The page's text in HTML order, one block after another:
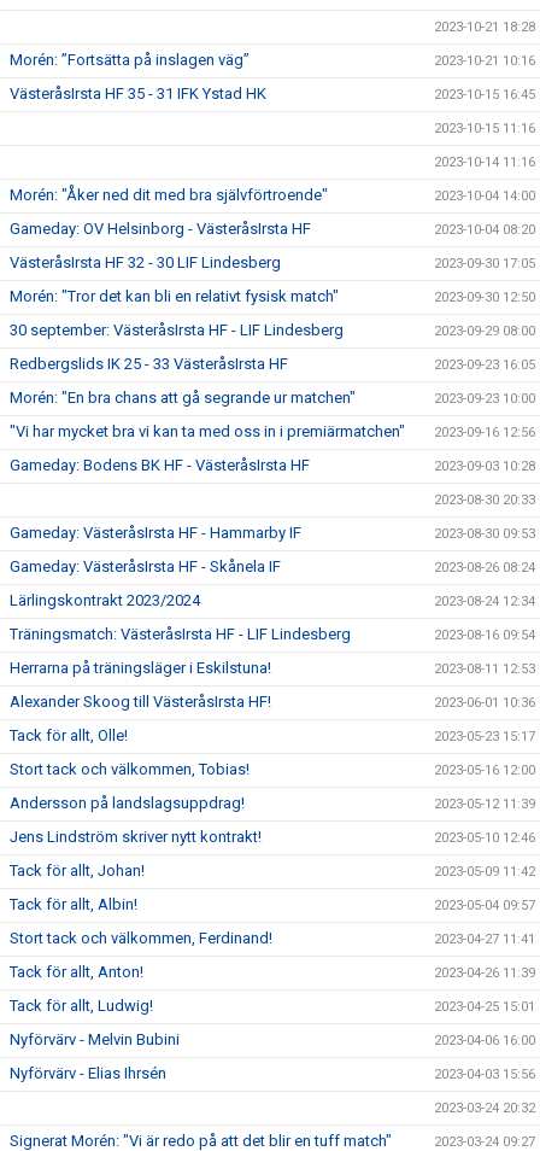
2023-10-21 18:28
Morén: ”Fortsätta på inslagen väg” 2023-10-21 10:16
VästeråsIrsta HF 35 - 31 IFK Ystad HK 2023-10-15 16:45
2023-10-15 11:16
2023-10-14 11:16
Morén: "Åker ned dit med bra självförtroende" 2023-10-04 14:00
Gameday: OV Helsinborg - VästeråsIrsta HF 2023-10-04 08:20
VästeråsIrsta HF 32 - 30 LIF Lindesberg 2023-09-30 17:05
Morén: "Tror det kan bli en relativt fysisk match" 2023-09-30 12:50
30 september: VästeråsIrsta HF - LIF Lindesberg 2023-09-29 08:00
Redbergslids IK 25 - 33 VästeråsIrsta HF 2023-09-23 16:05
Morén: "En bra chans att gå segrande ur matchen" 2023-09-23 10:00
"Vi har mycket bra vi kan ta med oss in i premiärmatchen" 2023-09-16 12:56
Gameday: Bodens BK HF - VästeråsIrsta HF 2023-09-03 10:28
2023-08-30 20:33
Gameday: VästeråsIrsta HF - Hammarby IF 2023-08-30 09:53
Gameday: VästeråsIrsta HF - Skånela IF 2023-08-26 08:24
Lärlingskontrakt 2023/2024 2023-08-24 12:34
Träningsmatch: VästeråsIrsta HF - LIF Lindesberg 2023-08-16 09:54
Herrarna på träningsläger i Eskilstuna! 2023-08-11 12:53
Alexander Skoog till VästeråsIrsta HF! 2023-06-01 10:36
Tack för allt, Olle! 2023-05-23 15:17
Stort tack och välkommen, Tobias! 2023-05-16 12:00
Andersson på landslagsuppdrag! 2023-05-12 11:39
Jens Lindström skriver nytt kontrakt! 2023-05-10 12:46
Tack för allt, Johan! 2023-05-09 11:42
Tack för allt, Albin! 2023-05-04 09:57
Stort tack och välkommen, Ferdinand! 2023-04-27 11:41
Tack för allt, Anton! 2023-04-26 11:39
Tack för allt, Ludwig! 2023-04-25 15:01
Nyförvärv - Melvin Bubini 2023-04-06 16:00
Nyförvärv - Elias Ihrsén 2023-04-03 15:56
2023-03-24 20:32
Signerat Morén: "Vi är redo på att det blir en tuff match" 2023-03-24 09:27